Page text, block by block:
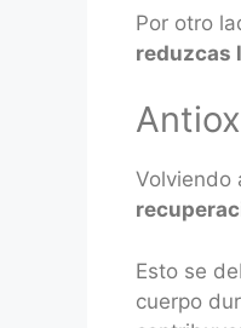
Por otro
reduzcas
Volviendo
Esto se
cuerpo